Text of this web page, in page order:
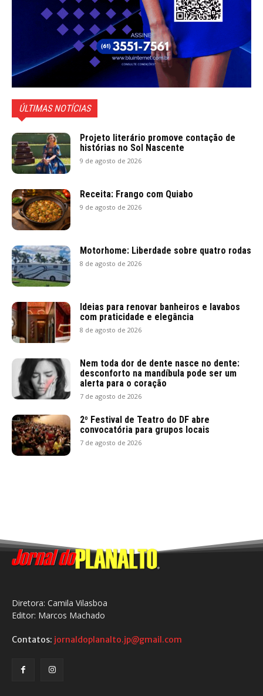
ÚLTIMAS NOTÍCIAS
Projeto literário promove contação de
histórias no Sol Nascente
9 de agosto de 2026
Receita: Frango com Quiabo
9 de agosto de 2026
Motorhome: Liberdade sobre quatro rodas
8 de agosto de 2026
Ideias para renovar banheiros e lavabos
com praticidade e elegância
8 de agosto de 2026
Nem toda dor de dente nasce no dente:
desconforto na mandíbula pode ser um
alerta para o coração
7 de agosto de 2026
2º Festival de Teatro do DF abre
convocatória para grupos locais
7 de agosto de 2026
Diretora: Camila Vilasboa
Editor: Marcos Machado
Contatos: jornaldoplanalto.jp@gmail.com